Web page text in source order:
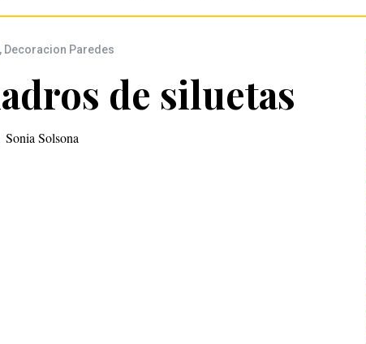
, Decoracion Paredes
de siluetas
Sonia Solsona